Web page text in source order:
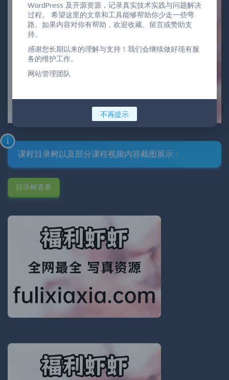
课程目录树以及部分课程视频内容截图展示：
目录树查看
WordPress 及开源资源，记录真实技术实践与问题解决
过程。 希望这里的文章和工具能够帮助你少走一些弯
路。如果内容对你有帮助，欢迎收藏、留言或赞助支
持。
感谢您长期以来的理解与支持！我们会继续做好现有服
务的维护工作。
网站管理团队
不再提示